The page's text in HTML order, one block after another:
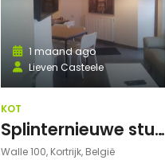
Lieven Casteele
1 maand ago
KOT
Splinternieuwe studentenkamer te huur in authentiek herenhuis
Walle 100, Kortrijk, België